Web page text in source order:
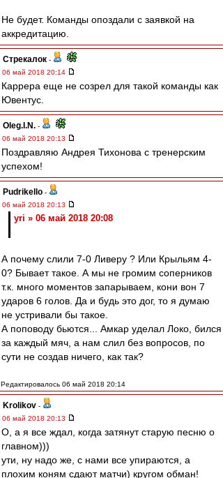
Не будет. Команды опоздали с заявкой на
аккредитацию.
Стрекалок -
06 май 2018 20:14
Каррера еще не созрел для такой команды как
Ювентус.
Oleg.I.N. -
06 май 2018 20:13
Поздравляю Андрея Тихонова с тренерским
успехом!
Pudrikello -
06 май 2018 20:13
yri » 06 май 2018 20:08
А почему слили 7-0 Ливеру ? Или Крыльям 4-
0? Бывает такое. А мы не громим соперников
т.к. много моментов запарываем, кони вон 7
ударов 6 голов. Да и будь это дог, то я думаю
не устривали бы такое.
А поповоду бьются... Амкар уделал Локо, бился
за каждый мяч, а нам слил без вопросов, по
сути не создав ничего, как так?
Редактировалось 06 май 2018 20:14
Krolikov -
06 май 2018 20:13
О, а я все ждал, когда затянут старую песню о
главном)))
ути, ну надо же, с нами все упираются, а
плохим коням сдают матчи) кругом обман!